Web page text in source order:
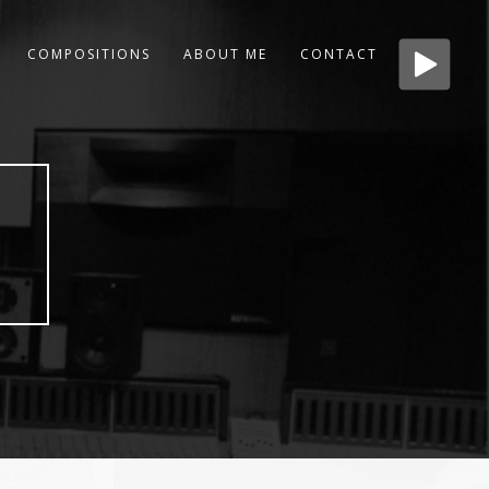
COMPOSITIONS ABOUT ME CONTACT